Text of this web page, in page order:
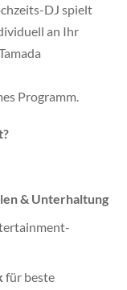
DJ spielt
an Ihr
Programm.
& Unterhaltung
für beste